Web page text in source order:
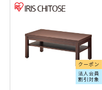
クーポン
法人会員
割引対象